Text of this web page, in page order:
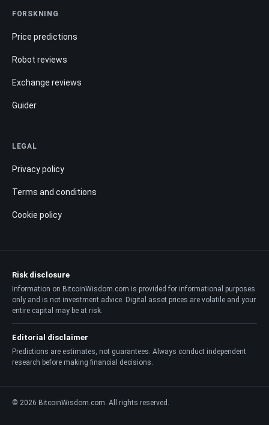
FORSKNING
Price predictions
Robot reviews
Exchange reviews
Guider
LEGAL
Privacy policy
Terms and conditions
Cookie policy
Risk disclosure
Information on BitcoinWisdom.com is provided for informational purposes
only and is not investment advice. Digital asset prices are volatile and your
entire capital may be at risk.
Editorial disclaimer
Predictions are estimates, not guarantees. Always conduct independent
research before making financial decisions.
© 2026 BitcoinWisdom.com. All rights reserved.